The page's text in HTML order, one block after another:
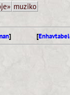
muziko
] [